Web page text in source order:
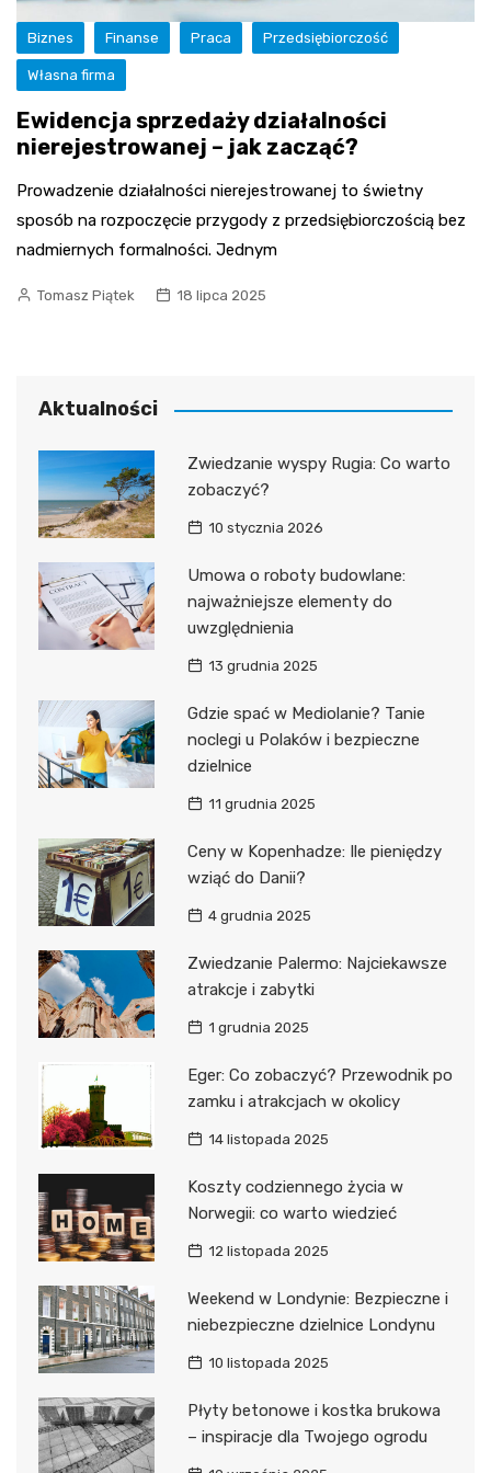
Biznes Finanse Praca Przedsiębiorczość
Własna firma
Ewidencja sprzedaży działalności
nierejestrowanej – jak zacząć?
Prowadzenie działalności nierejestrowanej to świetny
sposób na rozpoczęcie przygody z przedsiębiorczością bez
nadmiernych formalności. Jednym
Tomasz Piątek 18 lipca 2025
Aktualności
Zwiedzanie wyspy Rugia: Co warto
zobaczyć?
10 stycznia 2026
Umowa o roboty budowlane:
najważniejsze elementy do
uwzględnienia
13 grudnia 2025
Gdzie spać w Mediolanie? Tanie
noclegi u Polaków i bezpieczne
dzielnice
11 grudnia 2025
Ceny w Kopenhadze: Ile pieniędzy
wziąć do Danii?
4 grudnia 2025
Zwiedzanie Palermo: Najciekawsze
atrakcje i zabytki
1 grudnia 2025
Eger: Co zobaczyć? Przewodnik po
zamku i atrakcjach w okolicy
14 listopada 2025
Koszty codziennego życia w
Norwegii: co warto wiedzieć
12 listopada 2025
Weekend w Londynie: Bezpieczne i
niebezpieczne dzielnice Londynu
10 listopada 2025
Płyty betonowe i kostka brukowa
– inspiracje dla Twojego ogrodu